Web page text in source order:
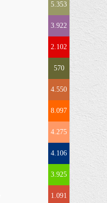
5.353
3.922
2.102
570
4.550
8.097
4.275
4.106
3.925
1.091